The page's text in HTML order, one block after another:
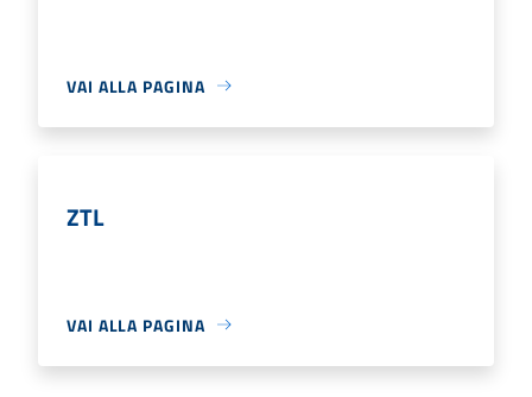
VAI ALLA PAGINA
ZTL
VAI ALLA PAGINA